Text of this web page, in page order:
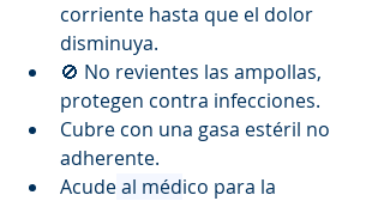
corriente hasta que el dolor
disminuya.
🚫 No revientes las ampollas,
protegen contra infecciones.
Cubre con una gasa estéril no
adherente.
Acude al médico para la